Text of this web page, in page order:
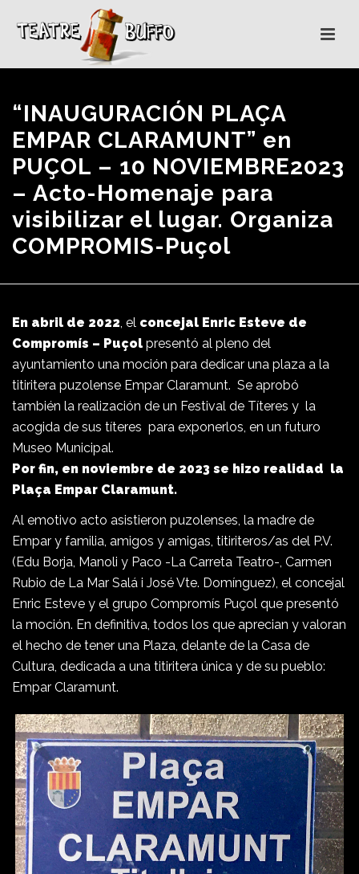
“INAUGURACIÓN PLAÇA
EMPAR CLARAMUNT” en
PUÇOL – 10 NOVIEMBRE2023
– Acto-Homenaje para
visibilizar el lugar. Organiza
COMPROMIS-Puçol
En abril de 2022, el concejal Enric Esteve de
Compromís – Puçol presentó al pleno del
ayuntamiento una moción para dedicar una plaza a la
titiritera puzolense Empar Claramunt. Se aprobó
también la realización de un Festival de Títeres y la
acogida de sus títeres para exponerlos, en un futuro
Museo Municipal.
Por fin, en noviembre de 2023 se hizo realidad la
Plaça Empar Claramunt.
Al emotivo acto asistieron puzolenses, la madre de
Empar y familia, amigos y amigas, titiriteros/as del P.V.
(Edu Borja, Manoli y Paco -La Carreta Teatro-, Carmen
Rubio de La Mar Salá i José Vte. Domínguez), el concejal
Enric Esteve y el grupo Compromís Puçol que presentó
la moción. En definitiva, todos los que aprecian y valoran
el hecho de tener una Plaza, delante de la Casa de
Cultura, dedicada a una titiritera única y de su pueblo:
Empar Claramunt.